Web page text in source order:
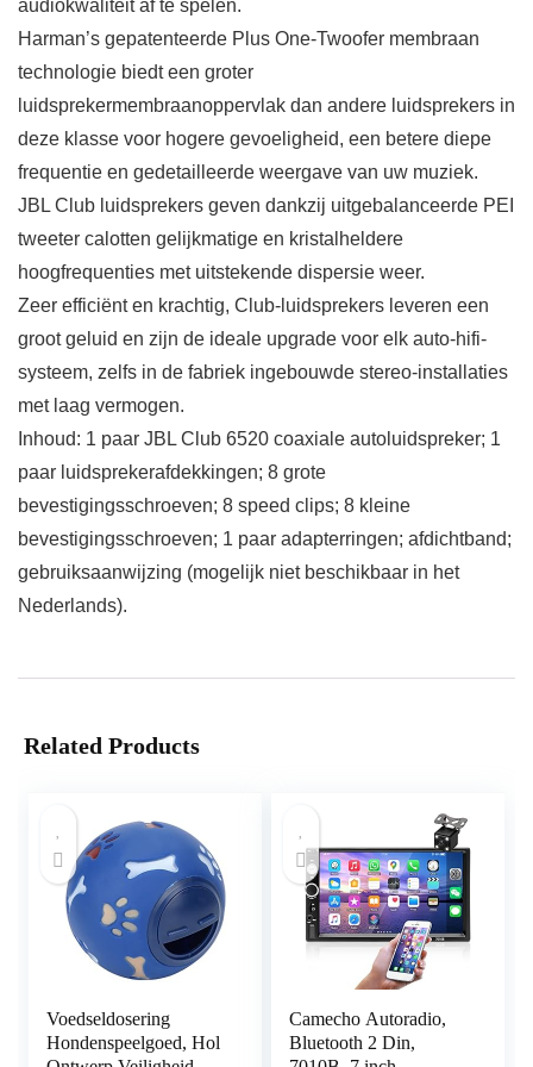
audiokwaliteit af te spelen.
Harman’s gepatenteerde Plus One-Twoofer membraan
technologie biedt een groter
luidsprekermembraanoppervlak dan andere luidsprekers in
deze klasse voor hogere gevoeligheid, een betere diepe
frequentie en gedetailleerde weergave van uw muziek.
JBL Club luidsprekers geven dankzij uitgebalanceerde PEI
tweeter calotten gelijkmatige en kristalheldere
hoogfrequenties met uitstekende dispersie weer.
Zeer efficiënt en krachtig, Club-luidsprekers leveren een
groot geluid en zijn de ideale upgrade voor elk auto-hifi-
systeem, zelfs in de fabriek ingebouwde stereo-installaties
met laag vermogen.
Inhoud: 1 paar JBL Club 6520 coaxiale autoluidspreker; 1
paar luidsprekerafdekkingen; 8 grote
bevestigingsschroeven; 8 speed clips; 8 kleine
bevestigingsschroeven; 1 paar adapterringen; afdichtband;
gebruiksaanwijzing (mogelijk niet beschikbaar in het
Nederlands).
Related Products
Voedseldosering
Hondenspeelgoed, Hol
Camecho Autoradio,
Bluetooth 2 Din,